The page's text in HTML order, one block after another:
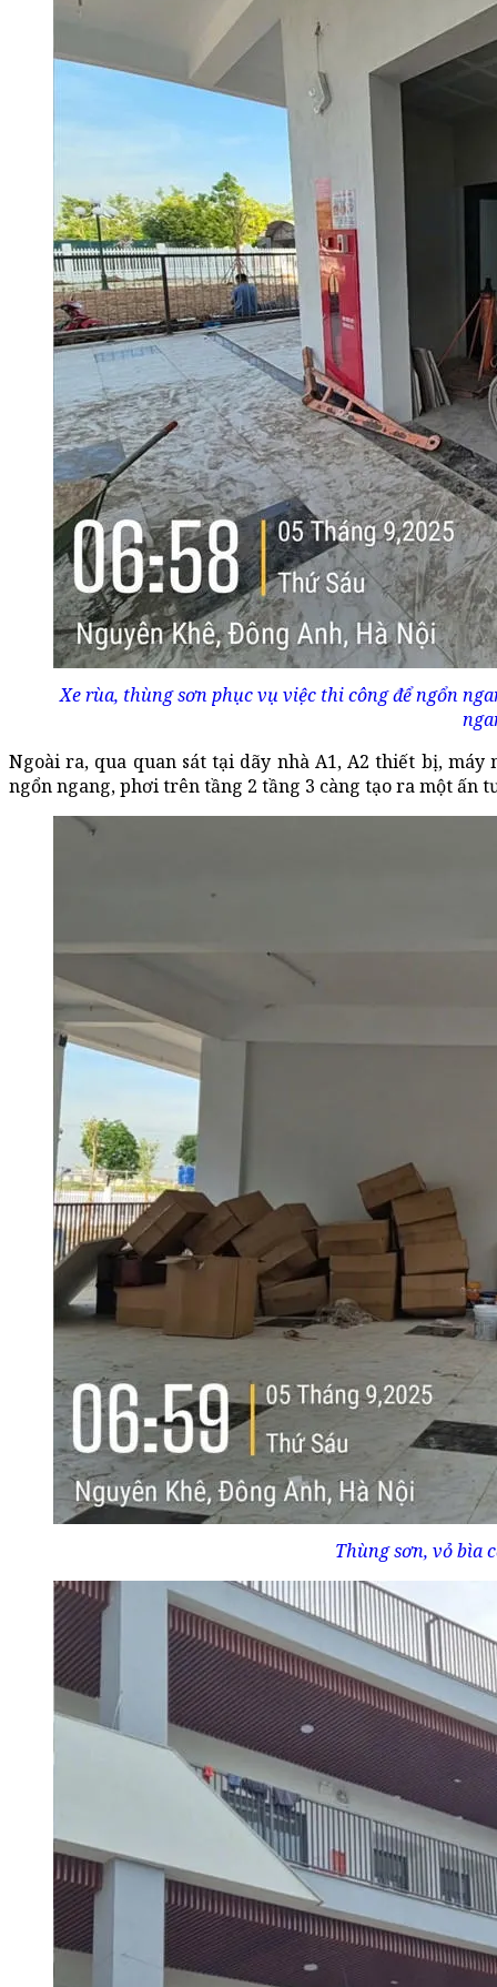
Xe rùa, thùng sơn phục vụ việc thi công để ngổn
Ngoài ra, qua quan sát tại dãy nhà A1, A2 thiết bị,
ngổn ngang, phơi trên tầng 2 tầng 3 càng tạo ra một ấn
Thùng sơn, vỏ bìa